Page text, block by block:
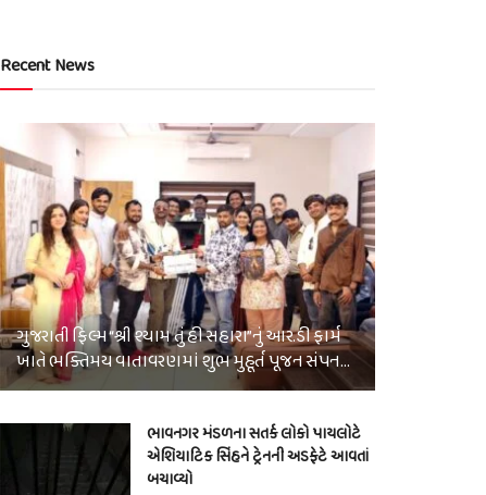
Recent News
ગુજરાતી ફિલ્મ “શ્રી શ્યામ તું હી સહારા”નું આર.ડી ફાર્મ
ખાતે ભક્તિમય વાતાવરણમાં શુભ મુહૂર્ત પૂજન સંપન…
ભાવનગર મંડળના સતર્ક લોકો પાયલોટે
એશિયાટિક સિંહને ટ્રેનની અડફેટે આવતાં
બચાવ્યો